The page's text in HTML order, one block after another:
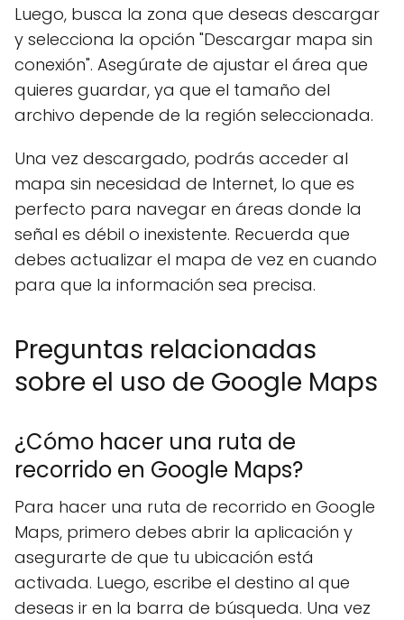
Luego, busca la zona que deseas descargar
y selecciona la opción "Descargar mapa sin
conexión". Asegúrate de ajustar el área que
quieres guardar, ya que el tamaño del
archivo depende de la región seleccionada.
Una vez descargado, podrás acceder al
mapa sin necesidad de Internet, lo que es
perfecto para navegar en áreas donde la
señal es débil o inexistente. Recuerda que
debes actualizar el mapa de vez en cuando
para que la información sea precisa.
Preguntas relacionadas
sobre el uso de Google Maps
¿Cómo hacer una ruta de
recorrido en Google Maps?
Para hacer una ruta de recorrido en Google
Maps, primero debes abrir la aplicación y
asegurarte de que tu ubicación está
activada. Luego, escribe el destino al que
deseas ir en la barra de búsqueda. Una vez